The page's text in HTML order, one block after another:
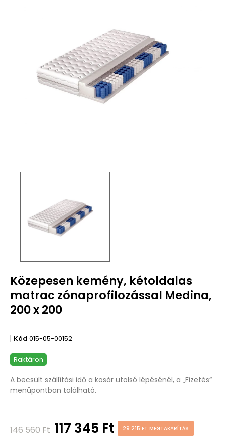
Közepesen kemény, kétoldalas
matrac zónaprofilozással Medina,
200 x 200
Kód 015-05-00152
Raktáron
A becsült szállítási idő a kosár utolsó lépésénél, a „Fizetés“
menüpontban található.
146 560 Ft 117 345 Ft 29 215 FT MEGTAKARÍTÁS